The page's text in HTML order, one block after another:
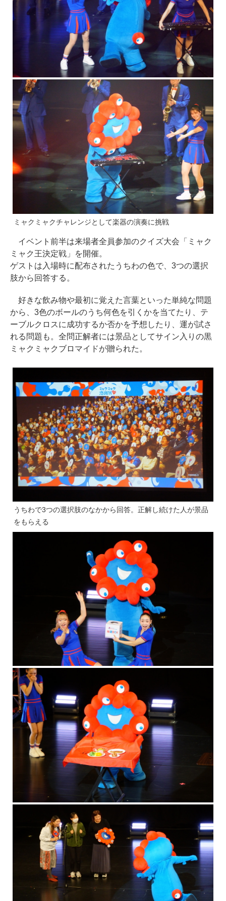
ミャクミャクチャレンジとして楽器の演奏に挑戦
イベント前半は来場者全員参加のクイズ大会「ミャク
ミャク王決定戦」を開催。
ゲストは入場時に配布されたうちわの色で、3つの選択
肢から回答する。
好きな飲み物や最初に覚えた言葉といった単純な問題
から、3色のボールのうち何色を引くかを当てたり、テ
ーブルクロスに成功するか否かを予想したり、運が試さ
れる問題も。全問正解者には景品としてサイン入りの黒
ミャクミャクブロマイドが贈られた。
うちわで3つの選択肢のなかから回答。正解し続けた人が景品
をもらえる